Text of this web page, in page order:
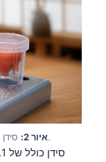
איור 2:סידן יוני לרוב מבהיר אם סידן כולל נמוך הוא אמיתי.